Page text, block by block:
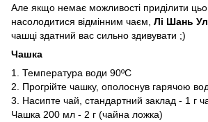
Але якщо немає можливості приділити
насолодитися відмінним чаєм, Лі Шань
чашці здатний вас сильно здивувати ;)
Чашка
1. Температура води 90ºС
2. Прогрійте чашку, ополоснув гарячою
3. Насипте чай, стандартний заклад - 1 г
Чашка 200 мл - 2 г (чайна ложка)